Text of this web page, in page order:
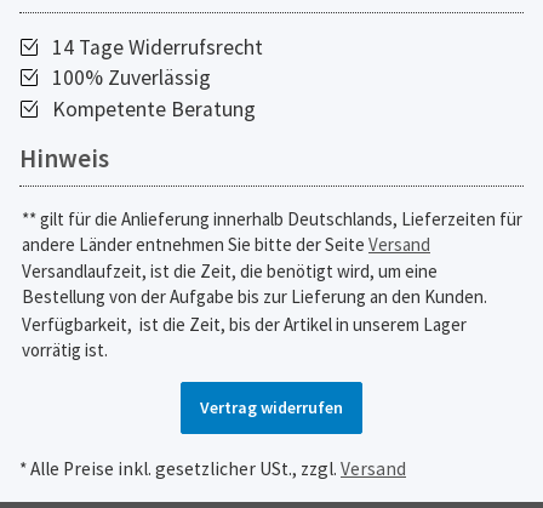
14 Tage Widerrufsrecht
100% Zuverlässig
Kompetente Beratung
Hinweis
** gilt für die Anlieferung innerhalb Deutschlands, Lieferzeiten für
andere Länder entnehmen Sie bitte der Seite Versand
Versandlaufzeit, ist die Zeit, die benötigt wird, um eine
Bestellung von der Aufgabe bis zur Lieferung an den Kunden.
Verfügbarkeit, ist die Zeit, bis der Artikel in unserem Lager
vorrätig ist.
Vertrag widerrufen
* Alle Preise inkl. gesetzlicher USt., zzgl. Versand